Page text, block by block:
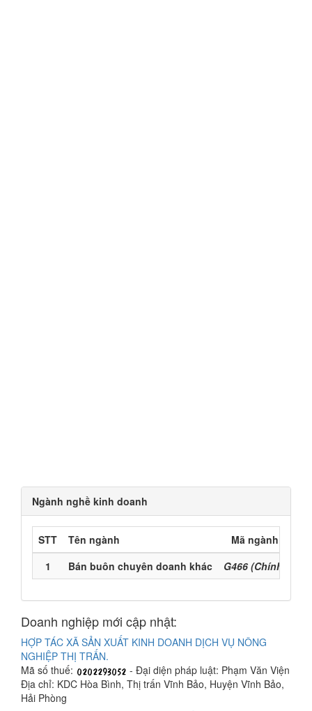
Ngành nghề kinh doanh
STT Tên ngành
Mã ngành
1
Bán buôn chuyên doanh khác G466 (Chính)
Doanh nghiệp mới cập nhật:
HỢP TÁC XÃ SẢN XUẤT KINH DOANH DỊCH VỤ NÔNG
NGHIỆP THỊ TRẤN.
Mã số thuế:
- Đại diện pháp luật: Phạm Văn Viện
Địa chỉ: KDC Hòa Bình, Thị trấn Vĩnh Bảo, Huyện Vĩnh Bảo,
Hải Phòng